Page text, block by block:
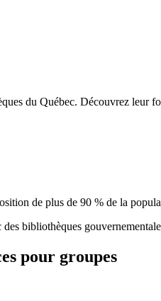
du Québec. Découvrez leur
de plus de 90 % de la
bibliothèques
pour groupes